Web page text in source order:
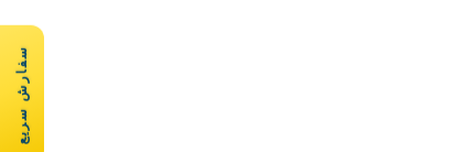
سفارش سریع